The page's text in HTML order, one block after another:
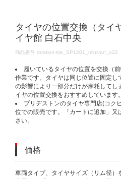
タイヤの位置交換（タイ
イヤ館 白石中央
DETAILS
商品番号 rotation-tire_SP1201_minivan_o22
履いているタイヤの位置を交換（
作業です。タイヤは同じ位置に固定
の影響により一部分だけが摩耗してし
イヤの位置交換をおすすめしています。
ブリヂストンのタイヤ専門店(コク
位での販売です。「カートに追加」
さい。
価格
VARIATIONS
車両タイプ、タイヤサイズ（リム径）